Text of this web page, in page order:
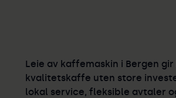
Leie av kaffemaskin i Bergen
kvalitetskaffe uten store
lokal service, fleksible avtaler